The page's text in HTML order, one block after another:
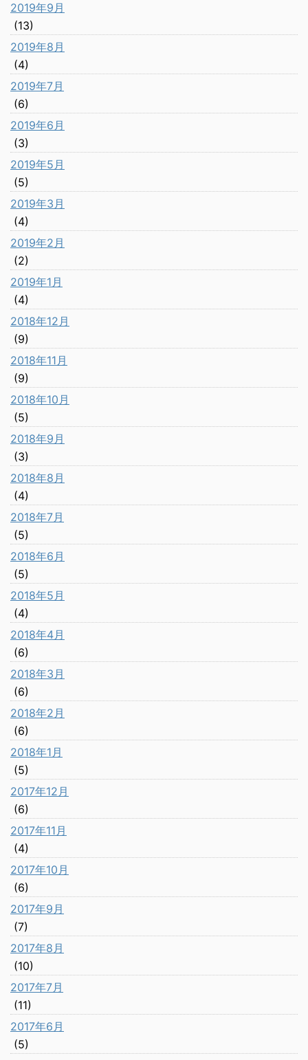
2019年9月
(13)
2019年8月
(4)
2019年7月
(6)
2019年6月
(3)
2019年5月
(5)
2019年3月
(4)
2019年2月
(2)
2019年1月
(4)
2018年12月
(9)
2018年11月
(9)
2018年10月
(5)
2018年9月
(3)
2018年8月
(4)
2018年7月
(5)
2018年6月
(5)
2018年5月
(4)
2018年4月
(6)
2018年3月
(6)
2018年2月
(6)
2018年1月
(5)
2017年12月
(6)
2017年11月
(4)
2017年10月
(6)
2017年9月
(7)
2017年8月
(10)
2017年7月
(11)
2017年6月
(5)